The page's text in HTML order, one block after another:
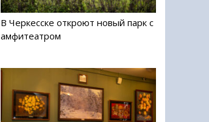
В Черкесске откроют новый парк с
амфитеатром